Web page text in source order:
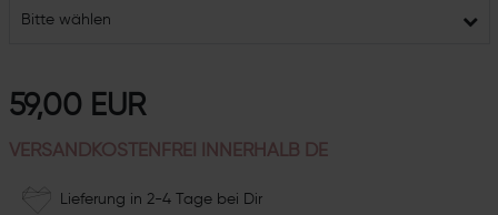
Bitte wählen
59,00 EUR
VERSANDKOSTENFREI INNERHALB DE
Lieferung in 2-4 Tage bei Dir